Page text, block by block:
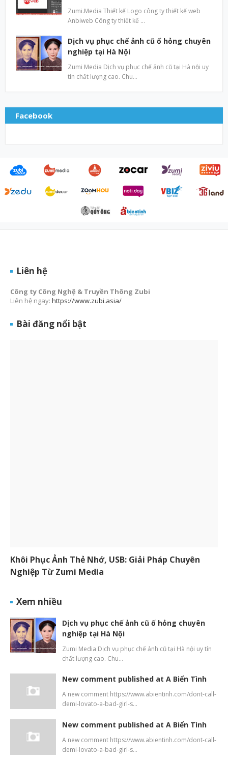
Zumi.Media Thiết kế Logo công ty thiết kế web
Anbiweb Công ty thiết kế …
Dịch vụ phục chế ảnh cũ ố hỏng chuyên
nghiệp tại Hà Nội
Zumi Media Dịch vụ phục chế ảnh cũ tại Hà nội uy
tín chất lượng cao. Chu…
Facebook
Liên hệ
Công ty Công Nghệ & Truyền Thông Zubi
Liên hệ ngay: https://www.zubi.asia/
Bài đăng nổi bật
Khôi Phục Ảnh Thẻ Nhớ, USB: Giải Pháp Chuyên
Nghiệp Từ Zumi Media
Xem nhiều
Dịch vụ phục chế ảnh cũ ố hỏng chuyên
nghiệp tại Hà Nội
Zumi Media Dịch vụ phục chế ảnh cũ tại Hà nội uy tín
chất lượng cao. Chu…
New comment published at A Biển Tình
A new comment https://www.abientinh.com/dont-call-
demi-lovato-a-bad-girl-s…
New comment published at A Biển Tình
A new comment https://www.abientinh.com/dont-call-
demi-lovato-a-bad-girl-s…